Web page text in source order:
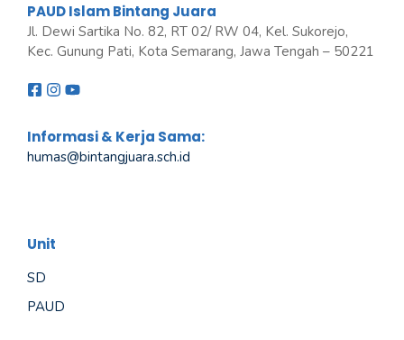
PAUD Islam Bintang Juara
Jl. Dewi Sartika No. 82, RT 02/ RW 04, Kel. Sukorejo,
Kec. Gunung Pati, Kota Semarang, Jawa Tengah – 50221
Informasi & Kerja Sama:
humas@bintangjuara.sch.id
Unit
SD
PAUD